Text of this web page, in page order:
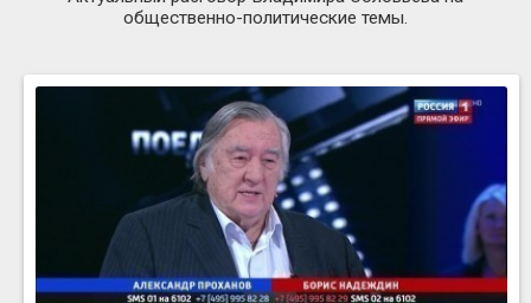
общественно-политические темы.